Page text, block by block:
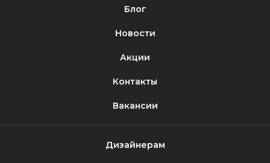
Блог
Новости
Акции
Контакты
Вакансии
Дизайнерам